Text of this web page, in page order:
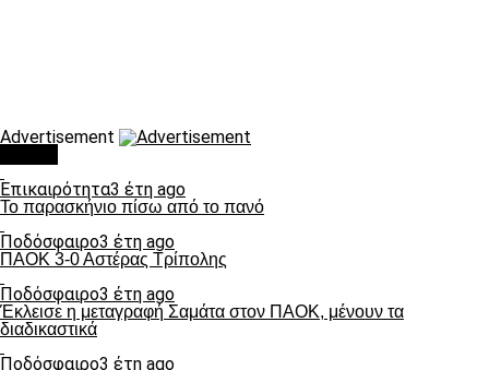
Advertisement
Επικαιρότητα3 έτη ago
Το παρασκήνιο πίσω από το πανό
Ποδόσφαιρο3 έτη ago
ΠΑΟΚ 3-0 Αστέρας Τρίπολης
Ποδόσφαιρο3 έτη ago
Έκλεισε η μεταγραφή Σαμάτα στον ΠΑΟΚ, μένουν τα
διαδικαστικά
Ποδόσφαιρο3 έτη ago